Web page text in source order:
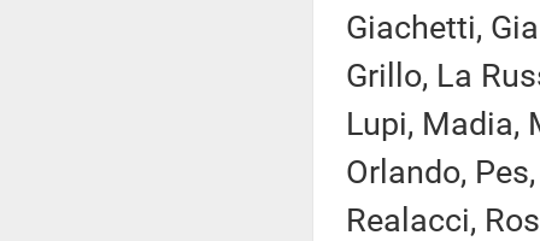
Giachetti,
Grillo, La
Lupi, Madia,
Orlando,
Realacci,